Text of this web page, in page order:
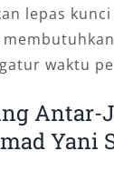
lepas
waktu
Antar-
Yani